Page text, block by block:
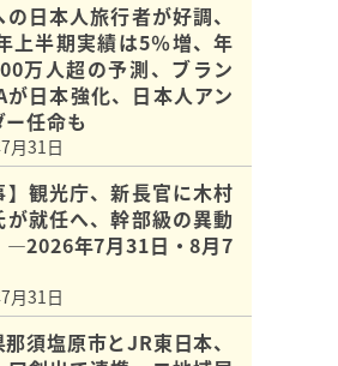
日本人旅行者が好調、
上半期実績は5％増、年
万人超の予測、ブラン
が日本強化、日本人アン
任命も
月31日
】観光庁、新長官に木村
が就任へ、幹部級の異動
年7月31日・8月7
月31日
須塩原市とJR東日本、